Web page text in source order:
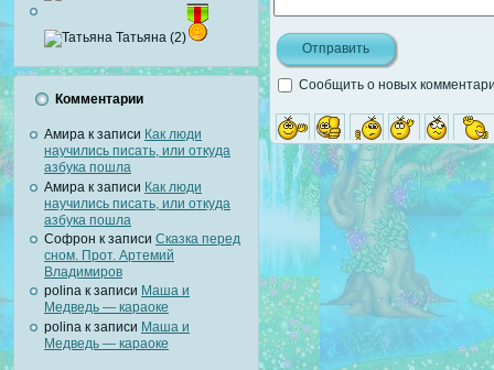
Татьяна (2)
Комментарии
Амира к записи Как люди
научились писать, или откуда
азбука пошла
Амира к записи Как люди
научились писать, или откуда
азбука пошла
Софрон к записи Сказка перед
сном. Прот. Артемий
Владимиров
polina к записи Маша и
Медведь — караоке
polina к записи Маша и
Медведь — караоке
Сообщить о новых